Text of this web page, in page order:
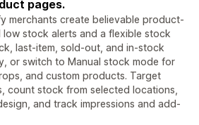
pages.
merchants create believable product-
stock alerts and a flexible stock
last-item, sold-out, and in-stock
or switch to Manual stock mode for
and custom products. Target
count stock from selected locations,
and track impressions and add-